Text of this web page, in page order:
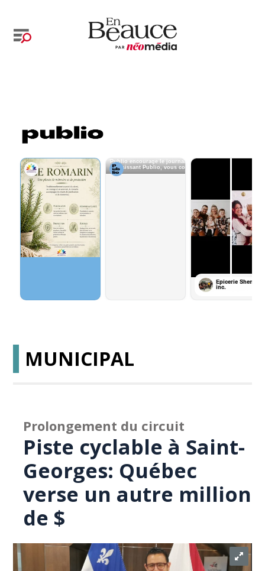
MUNICIPAL
Prolongement du circuit
Piste cyclable à Saint-
Georges: Québec
verse un autre million
de $